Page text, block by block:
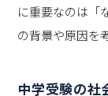
に重要なのは「
の背景や原因を
中学受験の社